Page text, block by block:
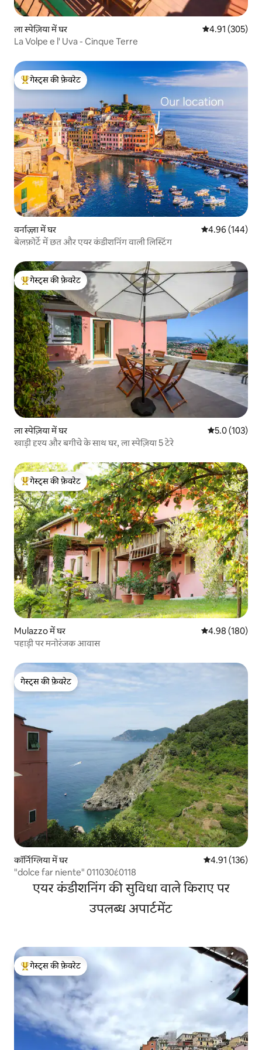
ला स्पेज़िया में घर औसत रेटिंग 5 में से
4.91 (305)
La Volpe e l' Uva - Cinque Terre
गेस्ट्स का टॉप फ़ेवरेट
गेस्ट्स की फ़ेवरेट
वर्नाज़्ज़ा में घर औसत रेटिंग 5 में से
4.96 (144)
बेलफ़ोर्टे में छत और एयर कंडीशनिंग वाली लिस्टिंग
गेस्ट्स का टॉप फ़ेवरेट
गेस्ट्स की फ़ेवरेट
ला स्पेज़िया में घर औसत रेटिंग 5 में
5.0 (103)
खाड़ी दृश्य और बगीचे के साथ घर, ला स्पेज़िया 5 टेरे
गेस्ट्स का टॉप फ़ेवरेट
गेस्ट्स की फ़ेवरेट
Mulazzo में घर औसत रेटिंग 5 में से
4.98 (180)
पहाड़ी पर मनोरंजक आवास
गेस्ट्स की फ़ेवरेट
गेस्ट्स की फ़ेवरेट
कॉर्निग्लिया में घर औसत रेटिंग 5 में से
4.91 (136)
"dolce far niente" 011030έ0118
एयर कंडीशनिंग की सुविधा वाले किराए पर
उपलब्ध अपार्टमेंट
गेस्ट्स का टॉप फ़ेवरेट
गेस्ट्स की फ़ेवरेट